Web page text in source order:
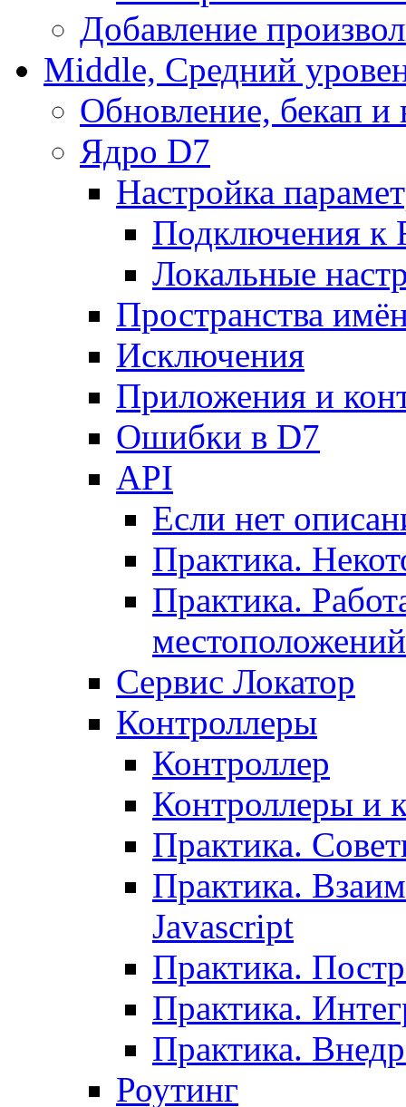
Добавление
Middle, Средний
Обновление, бекап и
Ядро D7
Настройка
Подключения к
Локальные
Пространства
Исключения
Приложения и
Ошибки в D7
API
Если нет
Практика.
Практика.
местоположений
Сервис Локатор
Контроллеры
Контроллер
Контроллеры и
Практика.
Практика.
Javascript
Практика.
Практика.
Практика.
Роутинг